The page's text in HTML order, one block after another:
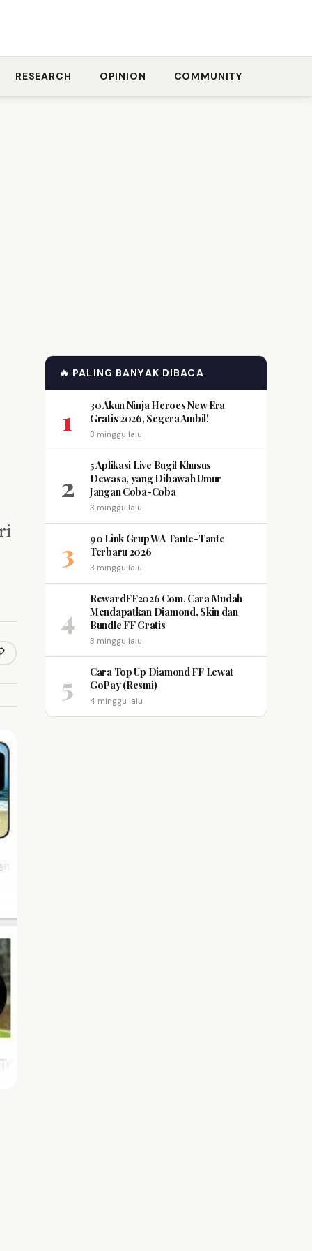
RESEARCH OPINION COMMUNITY
link
🔥 PALING BANYAK DIBACA
1
30 Akun Ninja Heroes New Era
Gratis 2026, Segera Ambil!
3 minggu lalu
2
5 Aplikasi Live Bugil Khusus
Dewasa, yang Dibawah Umur
Jangan Coba-Coba
3 minggu lalu
3
90 Link Grup WA Tante-Tante
Terbaru 2026
3 minggu lalu
4
RewardFF2026 Com, Cara Mudah
Mendapatkan Diamond, Skin dan
Bundle FF Gratis
3 minggu lalu
5
Cara Top Up Diamond FF Lewat
GoPay (Resmi)
4 minggu lalu